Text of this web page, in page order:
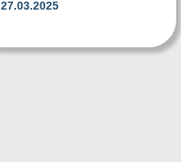
27.03.2025